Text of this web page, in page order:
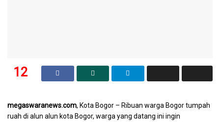
12
megaswaranews.com, Kota Bogor – Ribuan warga Bogor tumpah
ruah di alun alun kota Bogor, warga yang datang ini ingin